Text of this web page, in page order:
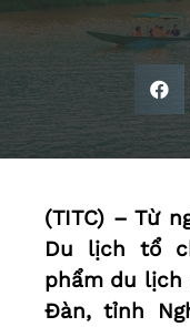
(TITC) – Từ
Du lịch tổ
phẩm du lịch
Đàn, tỉnh